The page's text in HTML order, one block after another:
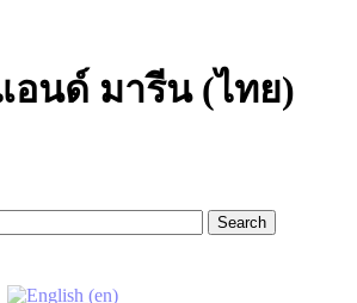
อนด์ มารีน (ไทย)